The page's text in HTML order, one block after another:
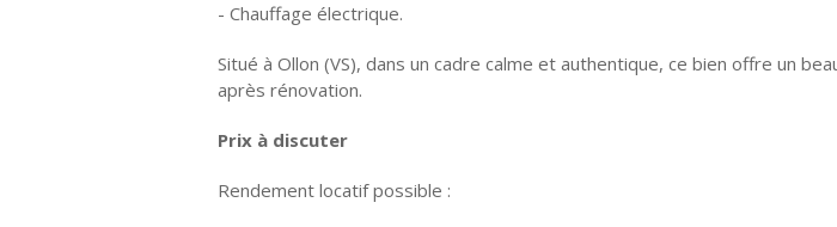
- Chauffage électrique.
Situé à Ollon (VS), dans un cadre calme et authentique, ce bien offre un
après rénovation.
Prix à discuter
Rendement locatif possible :